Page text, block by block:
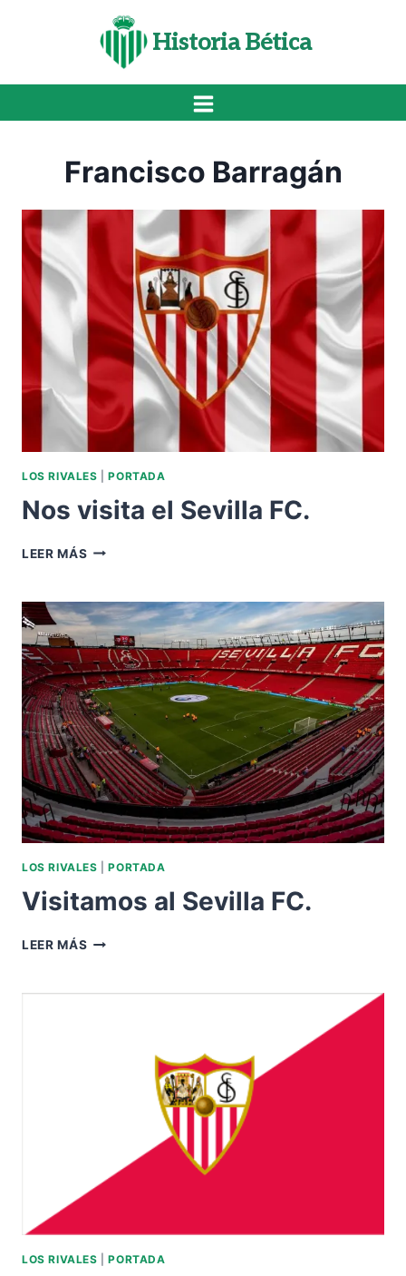
Historia Bética
Francisco Barragán
LOS RIVALES |PORTADA
Nos visita el Sevilla FC.
LEER MÁS NOS
SEVILLA
FC.
LOS RIVALES |PORTADA
Visitamos al Sevilla FC.
LEER MÁS VISITAMOS
FC.
LOS RIVALES |PORTADA